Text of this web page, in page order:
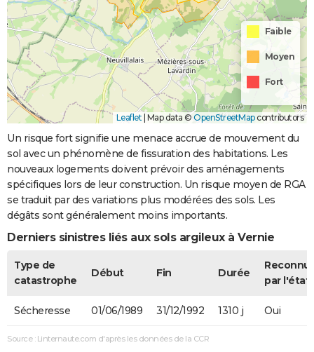
Faible
Moyen
Fort
Leaflet Map data © OpenStreetMapcontributors
Un risque fort signifie une menace accrue de mouvement du
sol avec un phénomène de fissuration des habitations. Les
nouveaux logements doivent prévoir des aménagements
spécifiques lors de leur construction. Un risque moyen de RGA
se traduit par des variations plus modérées des sols. Les
dégâts sont généralement moins importants.
Derniers sinistres liés aux sols argileux à Vernie
Type de
catastrophe
Début Fin Durée
par l'état
Sécheresse 01/06/1989 31/12/1992 1310 j Oui
Source : Linternaute.com d'après les données de la CCR